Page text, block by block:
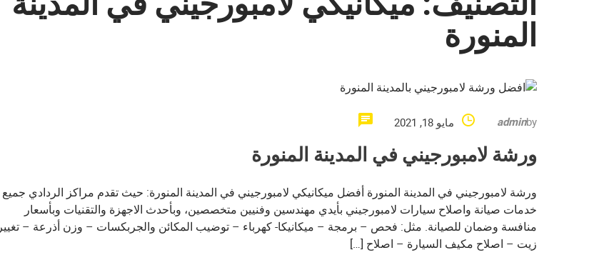
المنورة
by
admin مايو 18, 2021
ورشة لامبورجيني في المدينة المنورة
ورشة لامبورجيني في المدينة المنورة أفضل ميكانيكي لامبورجيني في المدينة المنورة: حيث تقدم مراكز الردادي جميع
خدمات صيانة واصلاح سيارات لامبورجيني بأيدي مهندسين وفنيين متخصصين، وبأحدث الاجهزة والتقنيات وبأسعار
منافسة وضمان للصيانة. مثل: فحص – برمجة – ميكانيكا- كهرباء – توضيب المكائن والجربكسات – وزن أذرعة – تغيير
زيت – اصلاح مكيف السيارة – اصلاح […]